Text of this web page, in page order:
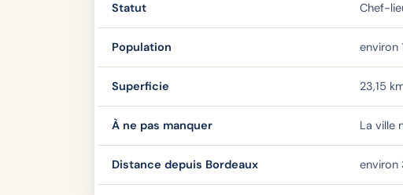
Statut Chef-
Population environ
Superficie 23,15
À ne pas manquer La ville
Distance depuis Bordeaux environ